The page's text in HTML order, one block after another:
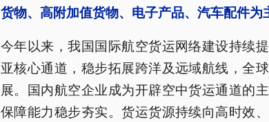
货物、高附加值货物、电子产品、汽车配件为
今年以来，我国国际航空货运网络建设持续
亚核心通道，稳步拓展跨洋及远域航线，全
展。国内航空企业成为开辟空中货运通道的
保障能力稳步夯实。货运货源持续向高时效